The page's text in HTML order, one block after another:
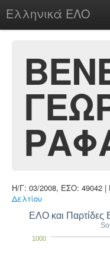
Ελληνικά ΕΛΟ
chesstu.be @ discord
Login
Η/Γ: 03/2008, ΕΣΟ: 49042 |
Δελτίου
ΕΛΟ και
1000